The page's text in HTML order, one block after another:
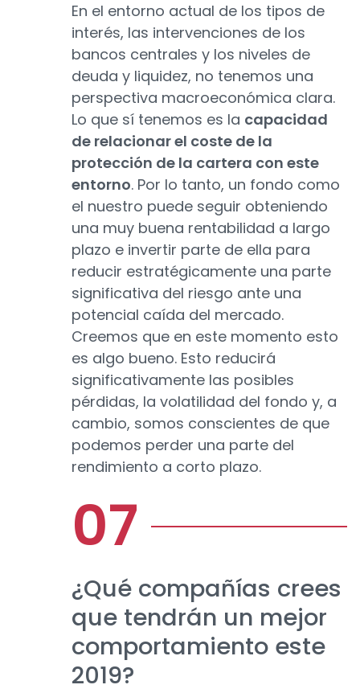
En el entorno actual de los tipos de
interés, las intervenciones de los
bancos centrales y los niveles de
deuda y liquidez, no tenemos una
perspectiva macroeconómica clara.
Lo que sí tenemos es la capacidad
de relacionar el coste de la
protección de la cartera con este
entorno. Por lo tanto, un fondo como
el nuestro puede seguir obteniendo
una muy buena rentabilidad a largo
plazo e invertir parte de ella para
reducir estratégicamente una parte
significativa del riesgo ante una
potencial caída del mercado.
Creemos que en este momento esto
es algo bueno. Esto reducirá
significativamente las posibles
pérdidas, la volatilidad del fondo y, a
cambio, somos conscientes de que
podemos perder una parte del
rendimiento a corto plazo.
¿Qué compañías crees
que tendrán un mejor
comportamiento este
2019?